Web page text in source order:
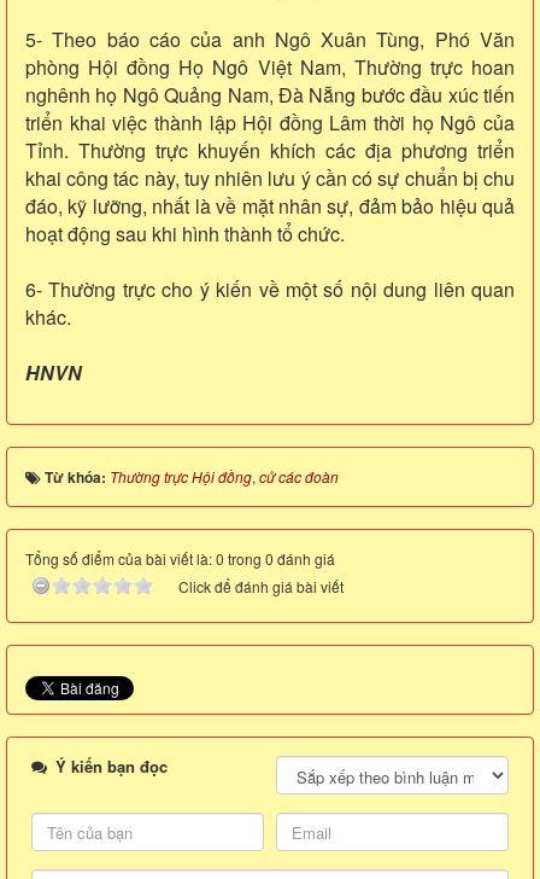
5- Theo báo cáo của anh Ngô Xuân Tùng, Phó Văn
phòng Hội đồng Họ Ngô Việt Nam, Thường trực hoan
nghênh họ Ngô Quảng Nam, Đà Nẵng bước đầu xúc tiến
triển khai việc thành lập Hội đồng Lâm thời họ Ngô của
Tỉnh. Thường trực khuyến khích các địa phương triển
khai công tác này, tuy nhiên lưu ý cần có sự chuẩn bị chu
đáo, kỹ lưỡng, nhất là về mặt nhân sự, đảm bảo hiệu quả
hoạt động sau khi hình thành tổ chức.
6- Thường trực cho ý kiến về một số nội dung liên quan
khác.
HNVN
Từ khóa: Thường trực Hội đồng, cử các đoàn
Tổng số điểm của bài viết là: 0 trong 0 đánh giá
Click để đánh giá bài viết
Ý kiến bạn đọc